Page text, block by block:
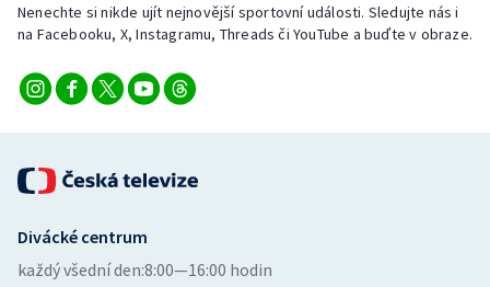
Nenechte si nikde ujít nejnovější sportovní události. Sledujte nás i
na Facebooku, X, Instagramu, Threads či YouTube a buďte v obraze.
Divácké centrum
každý všední den:8:00—16:00 hodin